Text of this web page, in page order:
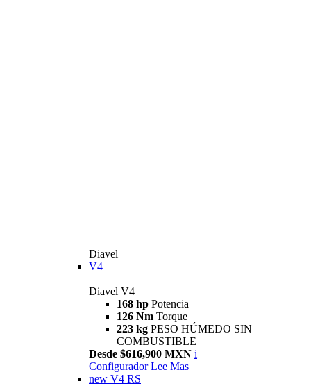
Diavel
V4
Diavel V4
168 hp Potencia
126 Nm Torque
223 kg PESO HÚMEDO SIN
COMBUSTIBLE
Desde $616,900 MXN i
Configurador Lee Mas
new V4 RS